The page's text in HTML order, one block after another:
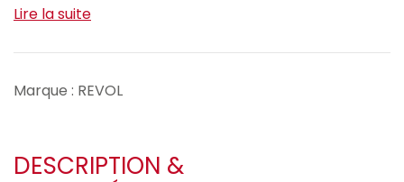
Lire la suite
Marque : REVOL
DESCRIPTION &